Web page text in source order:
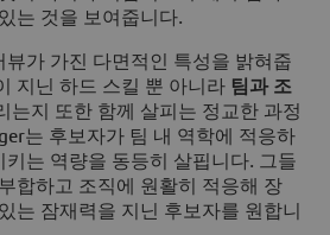
는 것을 보여줍니다.
뷰가 가진 다면적인 특성을 밝혀줍
지닌 하드 스킬 뿐 아니라 팀과 조
는지 또한 함께 살피는 정교한 과정
는 후보자가 팀 내 역학에 적응하
는 역량을 동등히 살핍니다. 그들
합하고 조직에 원활히 적응해 장
는 잠재력을 지닌 후보자를 원합니